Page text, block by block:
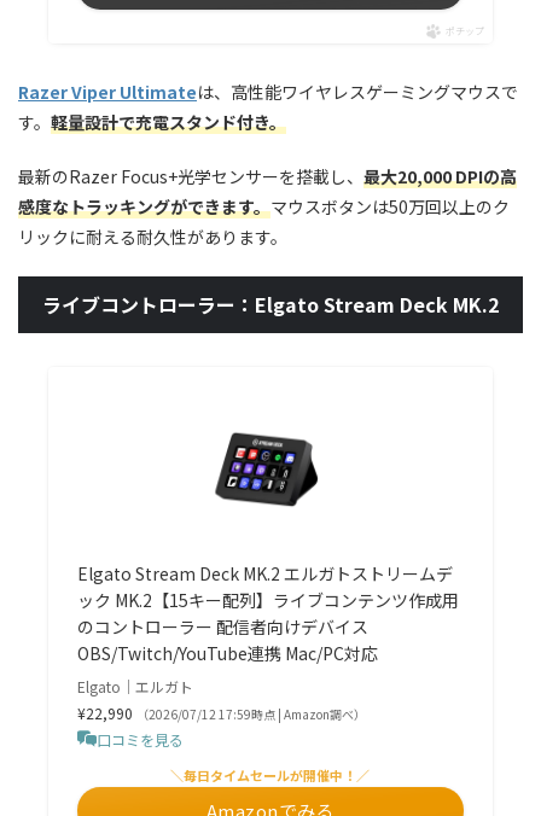
ポチップ
Razer Viper Ultimateは、高性能ワイヤレスゲーミングマウスで
す。 軽量設計で充電スタンド付き。
最新のRazer Focus+光学センサーを搭載し、 最大20,000 DPIの高
感度なトラッキングができます。マウスボタンは50万回以上のク
リックに耐える耐久性があります。
ライブコントローラー：Elgato Stream Deck MK.2
Elgato Stream Deck MK.2 エルガトストリームデ
ック MK.2【15キー配列】ライブコンテンツ作成用
のコントローラー 配信者向けデバイス
OBS/Twitch​/YouTube連携 Mac/PC対応
Elgato｜エルガト
¥22,990
（2026/07/12 17:59時点 | Amazon調べ）
口コミを見る
＼毎日タイムセールが開催中！／
Amazonでみる